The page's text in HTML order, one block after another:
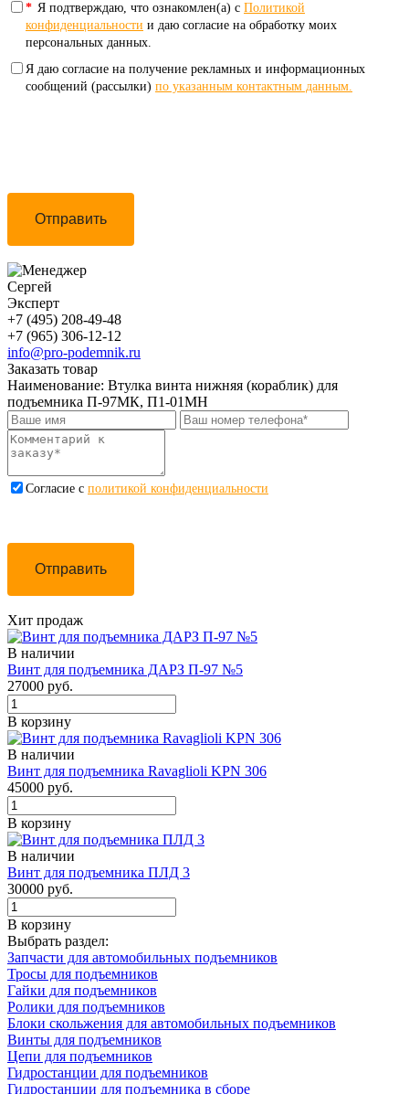
* Я подтверждаю, что ознакомлен(а) с Политикой
конфиденциальности и даю согласие на обработку моих
персональных данных.
Я даю согласие на получение рекламных и информационных
сообщений (рассылки) по указанным контактным данным.
Отправить
Сергей
Эксперт
+7 (495) 208-49-48
+7 (965) 306-12-12
info@pro-podemnik.ru
Заказать товар
Наименование: Втулка винта нижняя (кораблик) для
подъемника П-97МК, П1-01МН
Cогласие с политикой конфиденциальности
Отправить
Хит продаж
В наличии
Винт для подъемника ДАРЗ П-97 №5
27000 руб.
В корзину
В наличии
Винт для подъемника Ravaglioli KPN 306
45000 руб.
В корзину
В наличии
Винт для подъемника ПЛД 3
30000 руб.
В корзину
Выбрать раздел:
Запчасти для автомобильных подъемников
Тросы для подъемников
Гайки для подъемников
Ролики для подъемников
Блоки скольжения для автомобильных подъемников
Винты для подъемников
Цепи для подъемников
Гидростанции для подъемников
Гидростанции для подъемника в сборе